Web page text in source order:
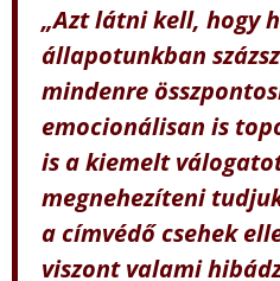
„Azt látni kell, hogy
állapotunkban
mindenre
emocionálisan is
is a kiemelt
megnehezíteni
a címvédő csehek
viszont valami